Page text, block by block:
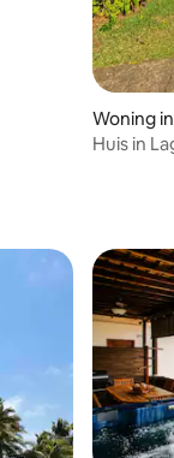
Woning
Huis in